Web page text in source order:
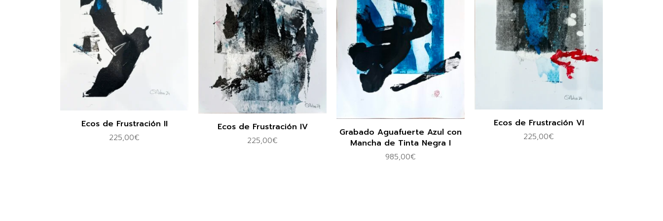
Ecos de Frustración II
225,00€
Ecos de Frustración IV
225,00€
Grabado Aguafuerte Azul con
Mancha de Tinta Negra I
985,00€
Ecos de Frustración VI
225,00€